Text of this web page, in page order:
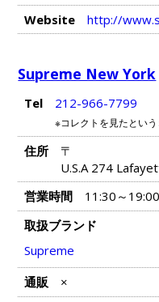
Website
http://
Supreme New York
Tel 212-966-7799
※コレクトを見たという
住所
〒
U.S.A 274
営業時間
11:30～19:00
取扱ブランド
Supreme
通販
×